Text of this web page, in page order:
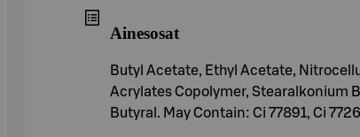
Ainesosat
Butyl Acetate, Ethyl Acetate,
Acrylates Copolymer, Stearalkonium
Butyral. May Contain: Ci 77891, Ci